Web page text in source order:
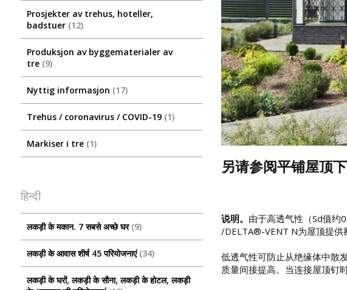
Prosjekter av trehus, hoteller,
badstuer 12
Produksjon av byggematerialer av
tre 9
Nyttig informasjon 17
Trehus / coronavirus / COVID-19 1
Markiser i tre 1
हिन्दी
लकड़ी के मकान. 7 सबसे अच्छे घर 9
लकड़ी के आवास शीर्ष 45 परियोजनाएं 34
लकड़ी के घरों, लकड़ी के सौना, लकड़ी के होटल, लकड़ी
另请参阅平铺屋顶
说明。 由于高透气性（Sd值约
/DELTA®-VENT N为屋顶提供
低透气性可防止从绝缘体中散
质量间接提高。当连接屋顶钉